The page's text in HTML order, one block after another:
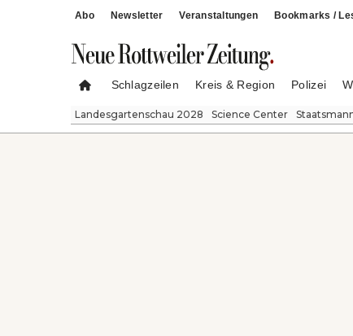
Abo Newsletter Veranstaltungen Bookmarks /
Schlagzeilen Kreis & Region Polizei
Landesgartenschau 2028 Science Center